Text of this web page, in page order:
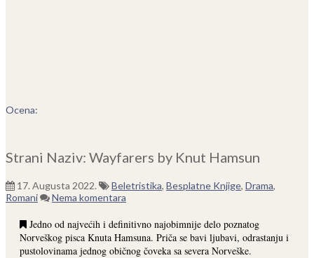
Ocena:
Strani Naziv: Wayfarers by Knut Hamsun
17. Augusta 2022. Beletristika, Besplatne Knjige, Drama,
Romani
Nema komentara
Jedno od najvećih i definitivno najobimnije delo poznatog
Norveškog pisca Knuta Hamsuna. Priča se bavi ljubavi, odrastanju i
pustolovinama jednog običnog čoveka sa severa Norveške.